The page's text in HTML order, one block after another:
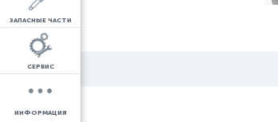
ЗАПАСНЫЕ ЧАСТИ
СЕРВИС
ИНФОРМАЦИЯ